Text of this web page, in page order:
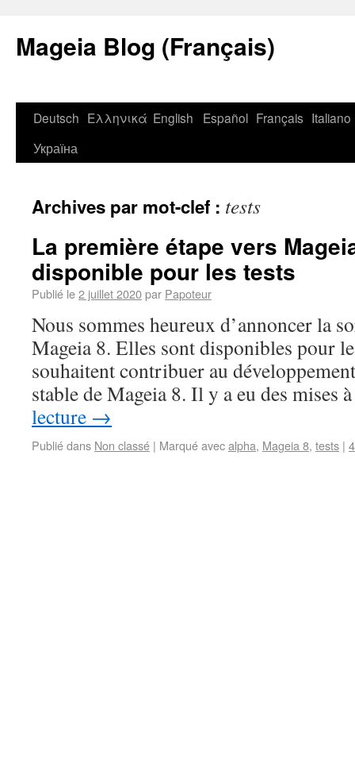
Mageia Blog (Français)
Deutsch Ελληνικά English Español Français Italiano
Україна
Archives par mot-clef : tests
La première étape vers
disponible pour les tests
Publié le2 juillet 2020par Papoteur
Nous sommes heureux d’annoncer la
Mageia 8. Elles sont disponibles pour
souhaitent contribuer au
stable de Mageia 8. Il y a eu des
lecture →
Publié dans Non classé | Marqué avecalpha, Mageia 8, tests |